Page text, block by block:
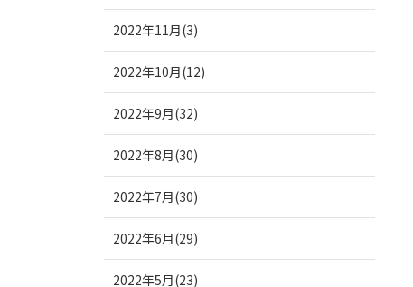
2022年11月(3)
2022年10月(12)
2022年9月(32)
2022年8月(30)
2022年7月(30)
2022年6月(29)
2022年5月(23)